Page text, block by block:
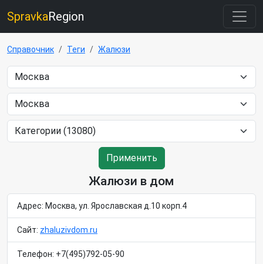
SpravkaRegion
Справочник Теги Жалюзи
Применить
Жалюзи в дом
Адрес: Москва, ул. Ярославская д.10 корп.4
Сайт: zhaluzivdom.ru
Телефон: +7(495)792-05-90